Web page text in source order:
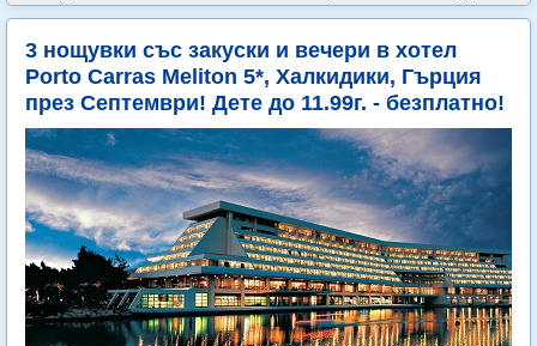
3 нощувки със закуски и вечери в хотел
Porto Carras Meliton 5*, Халкидики, Гърция
през Септември! Дете до 11.99г. - безплатно!